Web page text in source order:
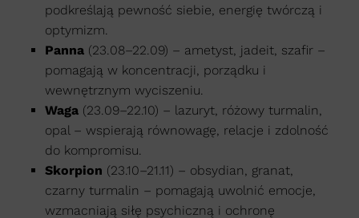
podkreślają pewność siebie, energię twórczą i
optymizm.
Panna (23.08–22.09) – ametyst, jadeit, szafir –
pomagają w koncentracji, porządku i
wewnętrznym wyciszeniu.
Waga (23.09–22.10) – lazuryt, różowy turmalin,
opal – wspierają równowagę, relacje i zdolność
do kompromisu.
Skorpion (23.10–21.11) – obsydian, granat,
czarny turmalin – pomagają uwolnić emocje,
wzmacniają siłę psychiczną i ochronę